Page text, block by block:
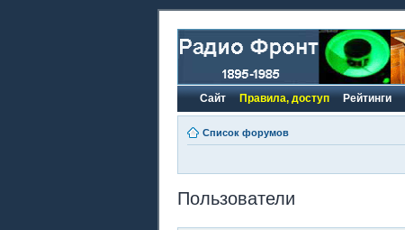
Сайт Правила, доступ Рейтинги
Список форумов
Пользователи